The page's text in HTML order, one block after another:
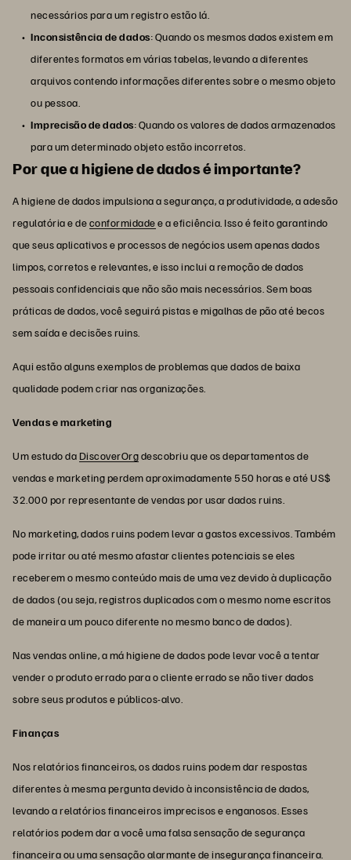
necessários para um registro estão lá.
Inconsistência de dados: Quando os mesmos dados existem em
diferentes formatos em várias tabelas, levando a diferentes
arquivos contendo informações diferentes sobre o mesmo objeto
ou pessoa.
Imprecisão de dados: Quando os valores de dados armazenados
para um determinado objeto estão incorretos.
Por que a higiene de dados é importante?
A higiene de dados impulsiona a segurança, a produtividade, a adesão
regulatória e deconformidadee a eficiência. Isso é feito garantindo
que seus aplicativos e processos de negócios usem apenas dados
limpos, corretos e relevantes, e isso inclui a remoção de dados
pessoais confidenciais que não são mais necessários. Sem boas
práticas de dados, você seguirá pistas e migalhas de pão até becos
sem saída e decisões ruins.
Aqui estão alguns exemplos de problemas que dados de baixa
qualidade podem criar nas organizações.
Vendas e marketing
Um estudo daDiscoverOrgdescobriu que os departamentos de
vendas e marketing perdem aproximadamente 550 horas e até US$
32.000 por representante de vendas por usar dados ruins.
No marketing, dados ruins podem levar a gastos excessivos. Também
pode irritar ou até mesmo afastar clientes potenciais se eles
receberem o mesmo conteúdo mais de uma vez devido à duplicação
de dados (ou seja, registros duplicados com o mesmo nome escritos
de maneira um pouco diferente no mesmo banco de dados).
Nas vendas online, a má higiene de dados pode levar você a tentar
vender o produto errado para o cliente errado se não tiver dados
sobre seus produtos e públicos-alvo.
Finanças
Nos relatórios financeiros, os dados ruins podem dar respostas
diferentes à mesma pergunta devido à inconsistência de dados,
levando a relatórios financeiros imprecisos e enganosos. Esses
relatórios podem dar a você uma falsa sensação de segurança
financeira ou uma sensação alarmante de insegurança financeira.